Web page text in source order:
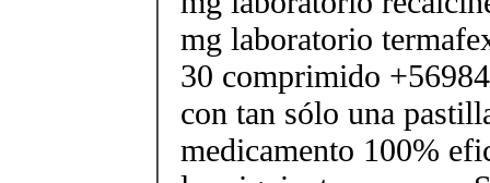
mg laboratorio
30 comprimido
con tan sólo una
medicamento 100%